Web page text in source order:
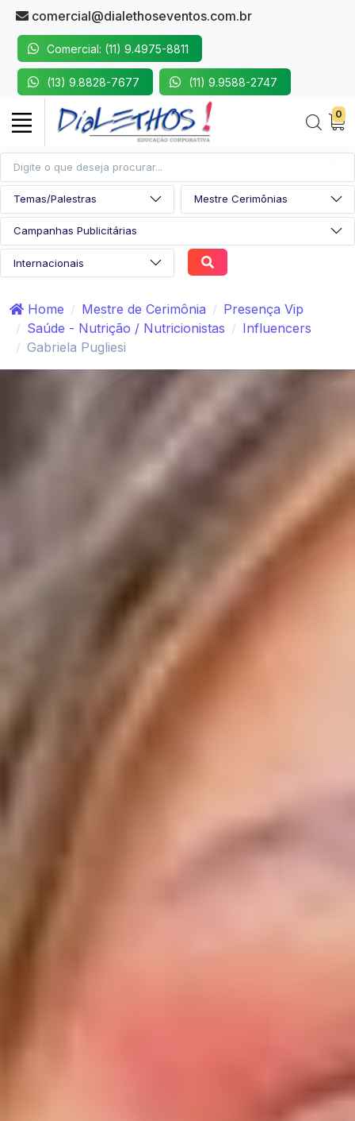
comercial@dialethoseventos.com.br
Comercial: (11) 9.4975-8811
(13) 9.8828-7677 (11) 9.9588-2747
0
Home Mestre de Cerimônia
Presença Vip
Saúde - Nutrição / Nutricionistas
Influencers
Gabriela Pugliesi